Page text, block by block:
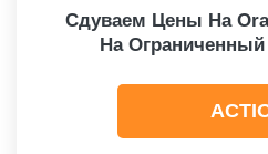
Сдуваем Цены На
На Ограниченный